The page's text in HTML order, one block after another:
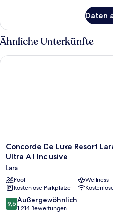
Daten
Ähnliche Unterkünfte
Concorde
De
Resort
Lara
Antalya
-
Prive
Concorde De Luxe Resort
Ultra All Inclusive
Lara
Pool
Wellness
Kostenlose Parkplätze
9.6
von
9,6 Außergewöhnlich
1.214 Bewertungen
Concorde De Luxe Resort Lara